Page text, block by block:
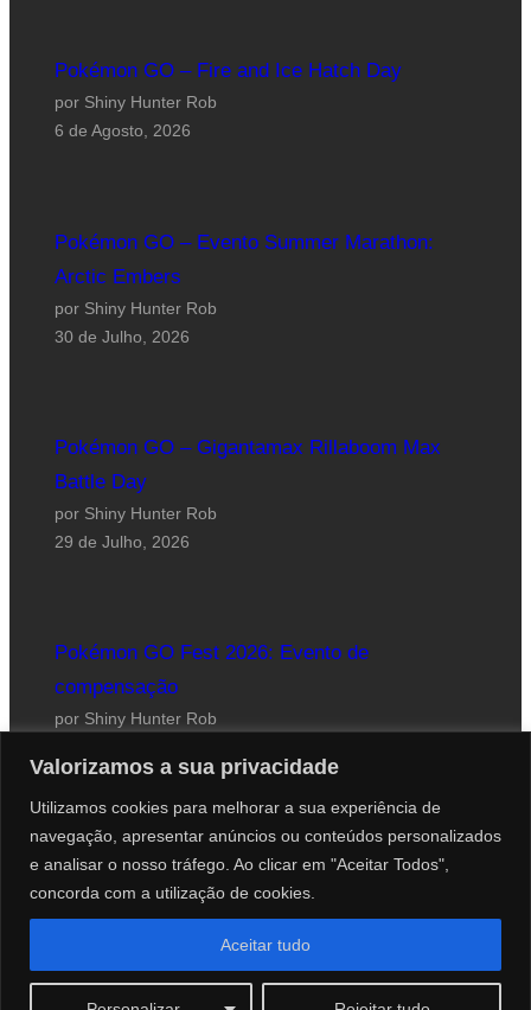
Valorizamos a sua privacidade
Utilizamos cookies para melhorar a sua experiência de
navegação, apresentar anúncios ou conteúdos personalizados
e analisar o nosso tráfego. Ao clicar em "Aceitar Todos",
concorda com a utilização de cookies.
Aceitar tudo
Pokémon GO – Fire and Ice Hatch Day
por Shiny Hunter Rob
6 de Agosto, 2026
Pokémon GO – Evento Summer Marathon:
Arctic Embers
por Shiny Hunter Rob
30 de Julho, 2026
Pokémon GO – Gigantamax Rillaboom Max
Battle Day
por Shiny Hunter Rob
29 de Julho, 2026
Pokémon GO Fest 2026: Evento de
compensação
por Shiny Hunter Rob
Website desenhado por Roberto Coutinho
© 2012-2026 PokéCenter Blog